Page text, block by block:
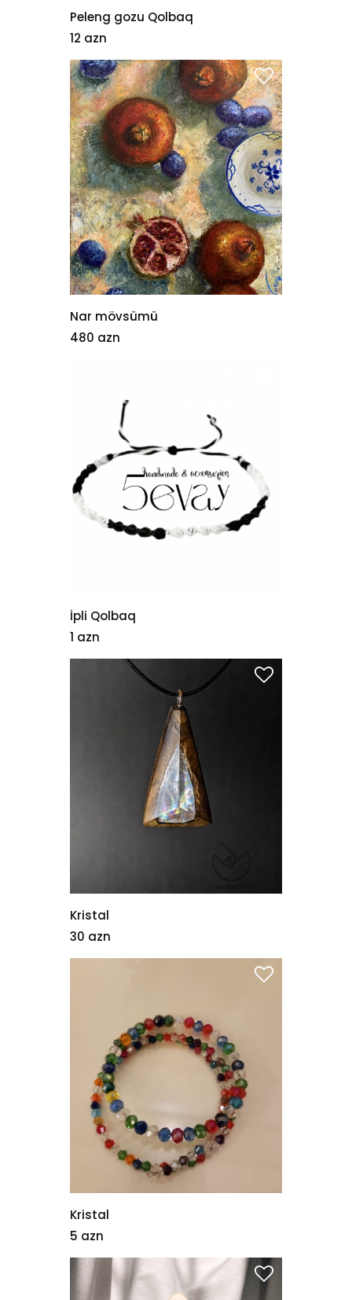
Peleng gozu Qolbaq
12 azn
Nar mövsümü
480 azn
İpli Qolbaq
1 azn
Kristal
30 azn
Kristal
5 azn